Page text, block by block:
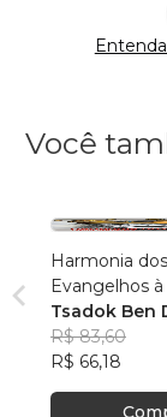
Você
Harmonia dos
Evangelhos
manuscritos
da cultura
Tsadok Ben
R$ 83,60
R$ 66,18